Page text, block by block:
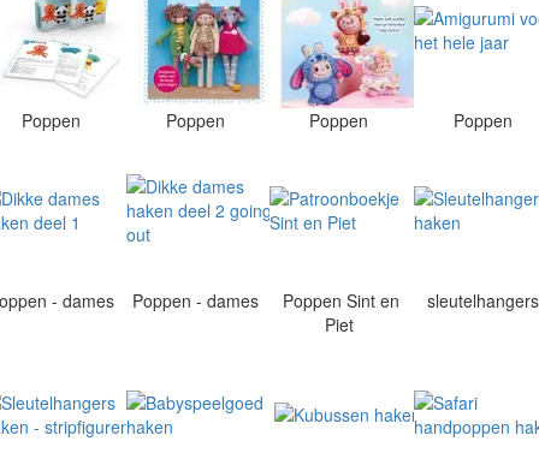
Poppen Poppen Poppen Poppen
- dames Poppen - dames
Poppen Sint en
Piet